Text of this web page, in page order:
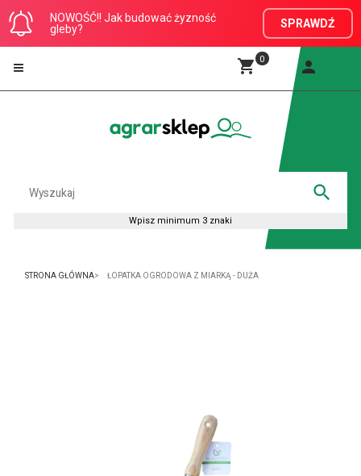
NOWOŚĆ!! Jak budować żyzność
gleby?
SPRAWDŹ
0
STRONA GŁÓWNA ŁOPATKA OGRODOWA Z MIARKĄ - DUŻA